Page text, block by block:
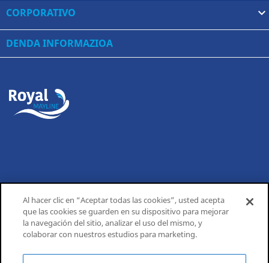
CORPORATIVO 
DENDA INFORMAZIOA
Al hacer clic en “Aceptar todas las cookies”, usted acepta
que las cookies se guarden en su dispositivo para mejorar
la navegación del sitio, analizar el uso del mismo, y
colaborar con nuestros estudios para marketing.